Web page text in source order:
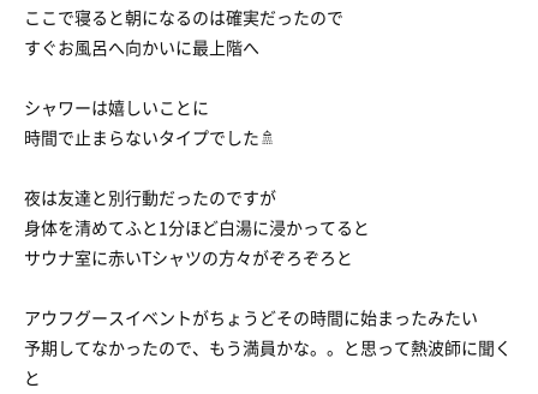
ここで寝ると朝になるのは確実だったので
すぐお風呂へ向かいに最上階へ
シャワーは嬉しいことに
時間で止まらないタイプでした🚿
夜は友達と別行動だったのですが
身体を清めてふと1分ほど白湯に浸かってると
サウナ室に赤いTシャツの方々がぞろぞろと
アウフグースイベントがちょうどその時間に始まったみたい
予期してなかったので、もう満員かな。。と思って熱波師に聞く
と